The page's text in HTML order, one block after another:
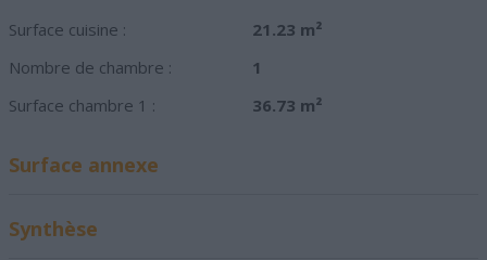
Surface cuisine :
21.23 m²
Nombre de chambre :
1
Surface chambre 1 :
36.73 m²
Surface annexe
Synthèse